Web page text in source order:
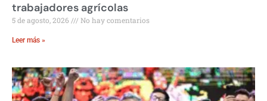
trabajadores agrícolas
5 de agosto, 2026 No hay comentarios
Leer más »